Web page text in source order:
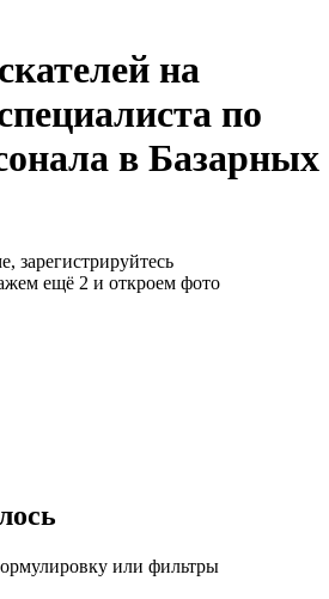
на
по
в Базарных
зарегистрируйтесь
ещё 2 и откроем фото
или фильтры